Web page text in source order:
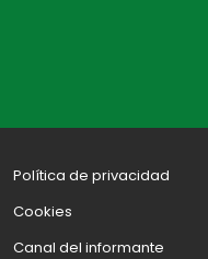
Política de privacidad
Cookies
Canal del informante